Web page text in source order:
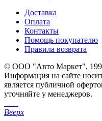
Доставка
Оплата
Контакты
Помощь покупателю
Правила возврата
© ООО "Авто Маркет",
Информация на сайте
является публичной
уточняйте у менеджеров.
Вверх